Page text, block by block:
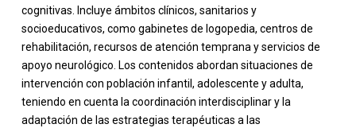
cognitivas. Incluye ámbitos clínicos, sanitarios y
socioeducativos, como gabinetes de logopedia, centros de
rehabilitación, recursos de atención temprana y servicios de
apoyo neurológico. Los contenidos abordan situaciones de
intervención con población infantil, adolescente y adulta,
teniendo en cuenta la coordinación interdisciplinar y la
adaptación de las estrategias terapéuticas a las
-